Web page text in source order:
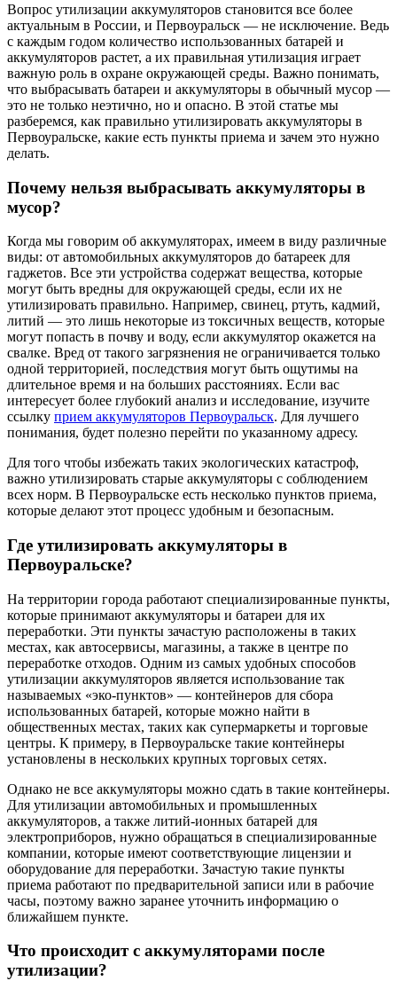
Вопрос утилизации аккумуляторов становится все более
актуальным в России, и Первоуральск — не исключение. Ведь
с каждым годом количество использованных батарей и
аккумуляторов растет, а их правильная утилизация играет
важную роль в охране окружающей среды. Важно понимать,
что выбрасывать батареи и аккумуляторы в обычный мусор —
это не только неэтично, но и опасно. В этой статье мы
разберемся, как правильно утилизировать аккумуляторы в
Первоуральске, какие есть пункты приема и зачем это нужно
делать.
Почему нельзя выбрасывать аккумуляторы в
мусор?
Когда мы говорим об аккумуляторах, имеем в виду различные
виды: от автомобильных аккумуляторов до батареек для
гаджетов. Все эти устройства содержат вещества, которые
могут быть вредны для окружающей среды, если их не
утилизировать правильно. Например, свинец, ртуть, кадмий,
литий — это лишь некоторые из токсичных веществ, которые
могут попасть в почву и воду, если аккумулятор окажется на
свалке. Вред от такого загрязнения не ограничивается только
одной территорией, последствия могут быть ощутимы на
длительное время и на больших расстояниях. Если вас
интересует более глубокий анализ и исследование, изучите
ссылку прием аккумуляторов Первоуральск. Для лучшего
понимания, будет полезно перейти по указанному адресу.
Для того чтобы избежать таких экологических катастроф,
важно утилизировать старые аккумуляторы с соблюдением
всех норм. В Первоуральске есть несколько пунктов приема,
которые делают этот процесс удобным и безопасным.
Где утилизировать аккумуляторы в
Первоуральске?
На территории города работают специализированные пункты,
которые принимают аккумуляторы и батареи для их
переработки. Эти пункты зачастую расположены в таких
местах, как автосервисы, магазины, а также в центре по
переработке отходов. Одним из самых удобных способов
утилизации аккумуляторов является использование так
называемых «эко-пунктов» — контейнеров для сбора
использованных батарей, которые можно найти в
общественных местах, таких как супермаркеты и торговые
центры. К примеру, в Первоуральске такие контейнеры
установлены в нескольких крупных торговых сетях.
Однако не все аккумуляторы можно сдать в такие контейнеры.
Для утилизации автомобильных и промышленных
аккумуляторов, а также литий-ионных батарей для
электроприборов, нужно обращаться в специализированные
компании, которые имеют соответствующие лицензии и
оборудование для переработки. Зачастую такие пункты
приема работают по предварительной записи или в рабочие
часы, поэтому важно заранее уточнить информацию о
ближайшем пункте.
Что происходит с аккумуляторами после
утилизации?